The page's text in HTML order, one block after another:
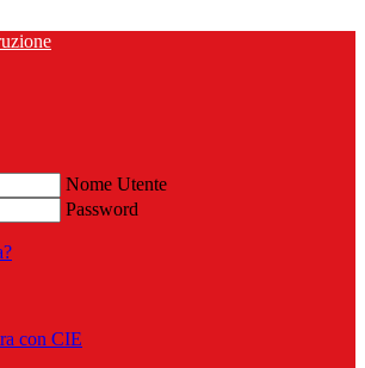
Nome Utente
Password
con CIE